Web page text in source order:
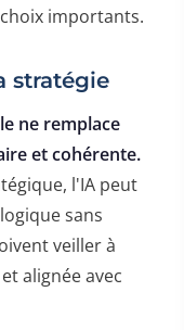
importants.
stratégie
ne remplace
et cohérente.
l'IA peut
sans
veiller à
alignée avec